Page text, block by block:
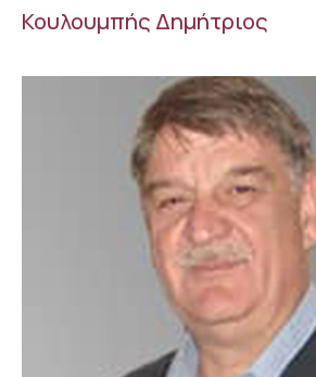
Κουλουμπής Δημήτριος